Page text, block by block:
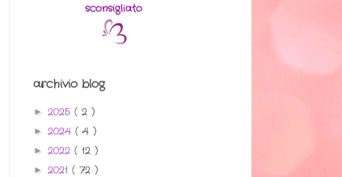
sconsigliato
archivio blog
► 2025 ( 2 )
► 2024 ( 4 )
► 2022 ( 12 )
► 2021 ( 72 )